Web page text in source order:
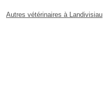
Autres vétérinaires à Landivisiau